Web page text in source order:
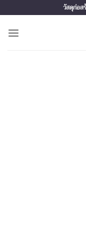
to
content
วัสดุก่อส